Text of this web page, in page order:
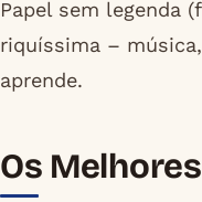
Papel sem legenda
riquíssima –
aprende.
Os